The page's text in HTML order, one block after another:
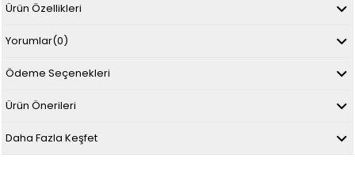
Ürün Özellikleri
Yorumlar(0)
Ödeme Seçenekleri
Ürün Önerileri
Daha Fazla Keşfet